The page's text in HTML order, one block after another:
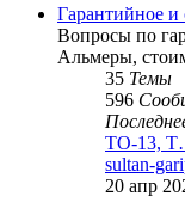
Гарантийное и
Вопросы по
Альмеры,
35 Темы
596
ТО-13,
sultan-
20 апр